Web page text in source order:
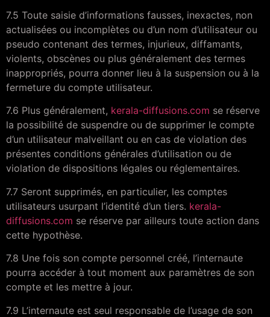
7.5 Toute saisie d’informations fausses, inexactes, non
actualisées ou incomplètes ou d’un nom d’utilisateur ou
pseudo contenant des termes, injurieux, diffamants,
violents, obscènes ou plus généralement des termes
inappropriés, pourra donner lieu à la suspension ou à la
fermeture du compte utilisateur.
7.6 Plus généralement, kerala-diffusions.com se réserve
la possibilité de suspendre ou de supprimer le compte
d’un utilisateur malveillant ou en cas de violation des
présentes conditions générales d’utilisation ou de
violation de dispositions légales ou réglementaires.
7.7 Seront supprimés, en particulier, les comptes
utilisateurs usurpant l’identité d’un tiers. kerala-
diffusions.com se réserve par ailleurs toute action dans
cette hypothèse.
7.8 Une fois son compte personnel créé, l’internaute
pourra accéder à tout moment aux paramètres de son
compte et les mettre à jour.
7.9 L’internaute est seul responsable de l’usage de son